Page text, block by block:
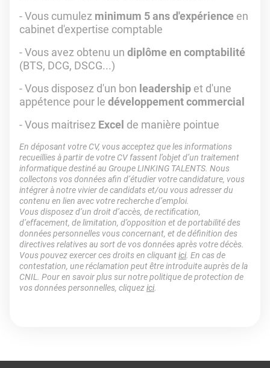
- Vous cumulez minimum 5 ans d'expérience en
cabinet d'expertise comptable
- Vous avez obtenu un diplôme en comptabilité
(BTS, DCG, DSCG...)
- Vous disposez d'un bon leadership et d'une
appétence pour le développement commercial
- Vous maitrisez Excel de manière pointue
En déposant votre CV, vous acceptez que les informations
recueillies à partir de votre CV fassent l’objet d’un traitement
informatique destiné au Groupe LINKING TALENTS. Nous
collectons vos données afin d’étudier votre candidature, vous
intégrer à notre vivier de candidats et/ou vous adresser du
contenu en lien avec votre recherche d’emploi.
Vous disposez d’un droit d’accès, de rectification,
d’effacement, de limitation, d’opposition et de portabilité des
données personnelles vous concernant, et de définition des
directives relatives au sort de vos données après votre décès.
Vous pouvez exercer ces droits en cliquantici. En cas de
contestation, une réclamation peut être introduite auprès de la
CNIL. Pour en savoir plus sur notre politique de protection de
vos données personnelles, cliquezici.